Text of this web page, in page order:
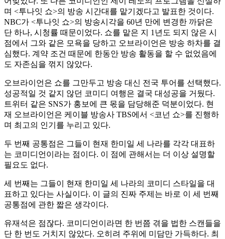
며 <투나잇 쇼>의 방송 시간대를 맡기겠다고 발표한 것이다.
NBC가 <투나잇 쇼>의 방송시각을 60년 만에 변경한 까닭은
단 하나, 시청률 때문이었다. 쇼를 맡은 지 1년도 되지 않은 시
점에서 그와 같은 모욕을 당하고 오브라이언은 방송 하차를 결
심했다. 계약 조건 때문에 한동안 방송 활동을 할 수 없었음에
도 자존심을 꺾지 않았다.
오브라이언은 쇼를 그만두고 방송 대신 전국 투어를 선택했다.
성공적일 것 같지 않던 코미디 여행은 결국 대성공을 거뒀다.
트위터 같은 SNS가 홍보에 큰 몫을 담당해준 덕분이었다. 현
재 오브라이언은 케이블 방송사 TBS에서 <코넌 쇼>를 진행하
며 최고의 인기를 누리고 있다.
두 번째 공통점은 그들이 현재 한미일 세 나라를 각각 대표하
는 코미디언이라는 점이다. 이 점에 관해서는 더 이상 설명할
필요도 없다.
세 번째는 그들이 현재 한미일 세 나라의 코미디 스타일을 대
표하고 있다는 사실이다. 이 글의 진짜 주제는 바로 이 세 번째
공통점에 관한 짧은 생각이다.
유재석은 점잖다. 코미디언이라면 한 번쯤 겪을 법한 스캔들을
단 한 번도 거치지 않았다. 오히려 주위에 미담만 가득하다. 최